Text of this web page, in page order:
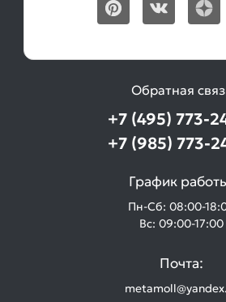
Обратная
+7 (495) 773-
+7 (985) 773-
График
Пн-Сб: 08:00-
Вс: 09:00-17:00
Почта: